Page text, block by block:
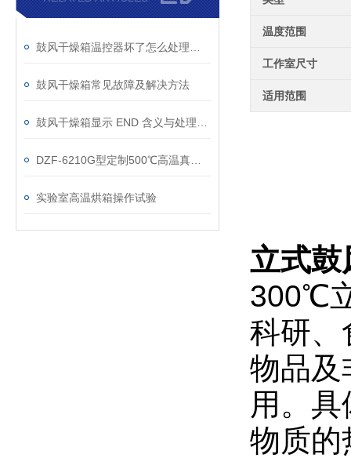
鼓风干燥箱常见故障及解决方法
实验室高温烘箱操作试验
温度范围
工作室尺寸
适用范围
立式
300℃
科研、
物品及
用。
物质的